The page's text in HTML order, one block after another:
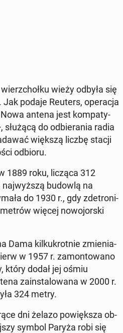
wieży odbyła się
podaje Reuters, ope­ra­cja
Nowa antena jest kom­pa­ty­
służącą do od­bie­ra­nia radia
większą liczbę stacji
odbioru.
1889 roku, licząca 312
naj­wyż­szą budowlą na
do 1930 r., gdy zde­tro­ni­
więcej no­wo­jor­ski
Dama kil­ku­krot­nie zmie­nia­
w 1957 r. za­mon­to­wa­no
który dodał jej ośmiu
za­in­sta­lo­wa­na w 2000 r.
324 metry.
dni żelazo po­więk­sza ob­
symbol Paryża robi się